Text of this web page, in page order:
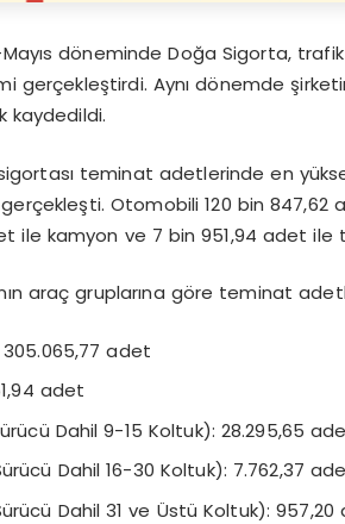
Mayıs döneminde Doğa Sigorta,
gerçekleştirdi. Aynı dönemde
kaydedildi.
teminat adetlerinde en
Otomobili 120 bin 847,62
ile kamyon ve 7 bin 951,94 adet ile
araç gruplarına göre teminat
adet
adet
Dahil 9-15 Koltuk): 28.295,65
Dahil 16-30 Koltuk): 7.762,37
Dahil 31 ve Üstü Koltuk): 957,20